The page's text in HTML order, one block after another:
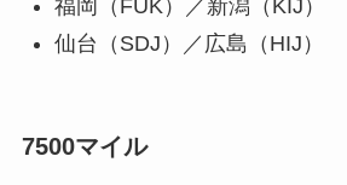
福岡（FUK）／新潟（KIJ）
仙台（SDJ）／広島（HIJ）
7500マイル